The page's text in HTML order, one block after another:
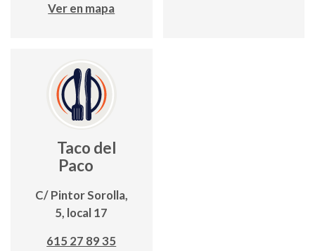
Ver en mapa
Taco del
Paco
C/ Pintor Sorolla,
5, local 17
615 27 89 35